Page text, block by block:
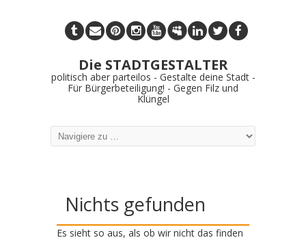
Die STADTGESTALTER
politisch aber parteilos - Gestalte deine Stadt -
Für Bürgerbeteiligung! - Gegen Filz und
Klüngel
Nichts gefunden
Es sieht so aus, als ob wir nicht das finden